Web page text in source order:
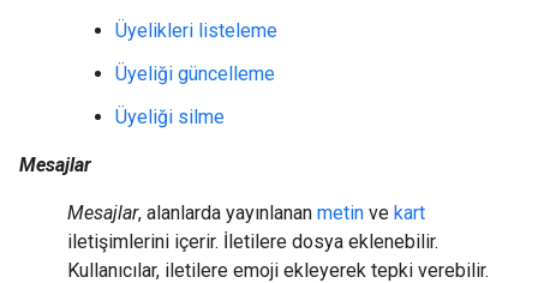
Üyelikleri listeleme
Üyeliği güncelleme
Üyeliği silme
Mesajlar
Mesajlar, alanlarda yayınlanan metin ve kart
iletişimlerini içerir. İletilere dosya eklenebilir.
Kullanıcılar, iletilere emoji ekleyerek tepki verebilir.